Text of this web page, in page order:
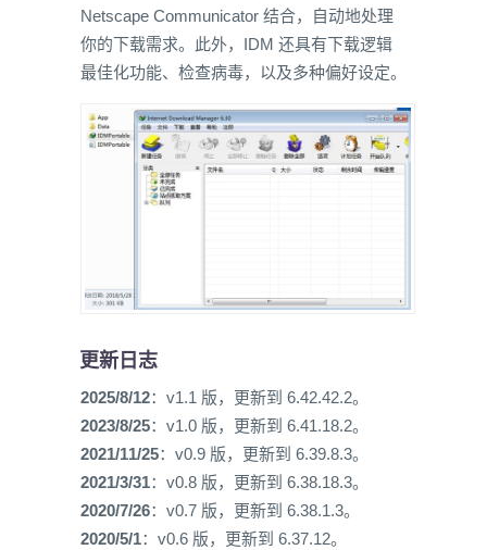
Netscape Communicator 结合，自动地处理
你的下载需求。此外，IDM 还具有下载逻辑
最佳化功能、检查病毒，以及多种偏好设定。
更新日志
2025/8/12：v1.1 版，更新到 6.42.42.2。
2023/8/25：v1.0 版，更新到 6.41.18.2。
2021/11/25：v0.9 版，更新到 6.39.8.3。
2021/3/31：v0.8 版，更新到 6.38.18.3。
2020/7/26：v0.7 版，更新到 6.38.1.3。
2020/5/1：v0.6 版，更新到 6.37.12。